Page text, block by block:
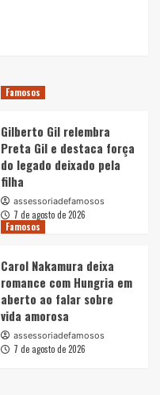
Famosos
Gilberto Gil relembra
Preta Gil e destaca força
do legado deixado pela
filha
assessoriadefamosos
7 de agosto de 2026
Famosos
Carol Nakamura deixa
romance com Hungria em
aberto ao falar sobre
vida amorosa
assessoriadefamosos
7 de agosto de 2026